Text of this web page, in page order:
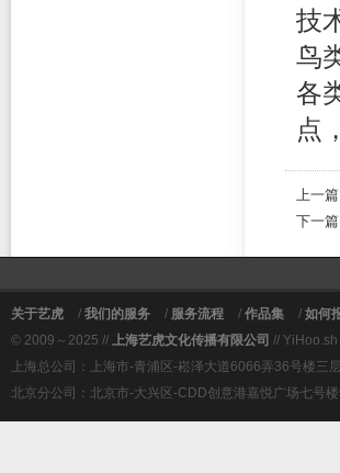
技
鸟
各
点
上一篇
下一篇
关于艺虎 / 我们的服务 / 服务流程 / 作品集 / 如何
© 2009～2025 // 上海艺虎文化传播有限公司 //
上海总公司：上海市-青浦区-崧泽大道6066弄36号楼三层
北京分公司：北京市-大兴区-CDD创意港嘉悦广场七号